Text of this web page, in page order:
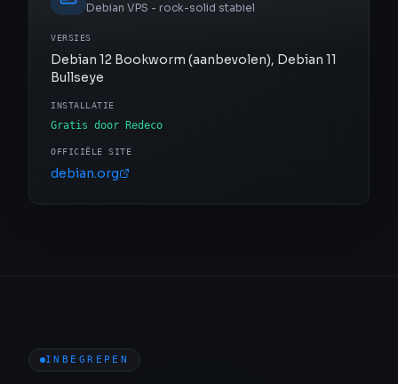
Debian VPS - rock-solid stabiel
VERSIES
Debian 12 Bookworm (aanbevolen), Debian 11
Bullseye
INSTALLATIE
Gratis door Redeco
OFFICIËLE SITE
debian.org
INBEGREPEN